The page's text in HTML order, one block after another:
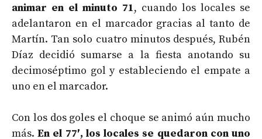
animar en el minuto 71, cuando los locales se
adelantaron en el marcador gracias al tanto de
Martín. Tan solo cuatro minutos después, Rubén
Díaz decidió sumarse a la fiesta anotando su
decimoséptimo gol y estableciendo el empate a
uno en el marcador.
Con los dos goles el choque se animó aún mucho
más.En el 77′, los locales se quedaron con uno